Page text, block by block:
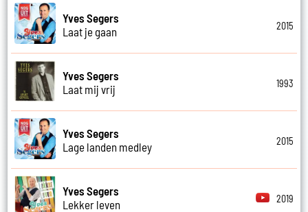
Yves Segers
Laat je gaan
2015
Yves Segers
Laat mij vrij
1993
Yves Segers
Lage landen medley
2015
Yves Segers
Lekker leven
2019